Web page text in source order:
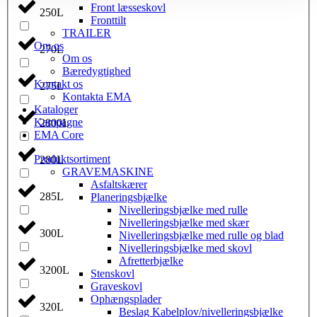
250L
270L
275L
2800L
280L
285L
300L
3200L
320L
Front læsseskovl
Fronttilt
TRAILER
Om os
Om os
Bæredygtighed
Kontakt os
Kontakta EMA
Kataloger
Kampagne
EMA Core
Produktsortiment
GRAVEMASKINE
Asfaltskærer
Planeringsbjælke
Nivelleringsbjælke med rulle
Nivelleringsbjælke med skær
Nivelleringsbjælke med rulle og blad
Nivelleringsbjælke med skovl
Afretterbjælke
Stenskovl
Graveskovl
Ophængsplader
Beslag Kabelplov/nivelleringsbjælke